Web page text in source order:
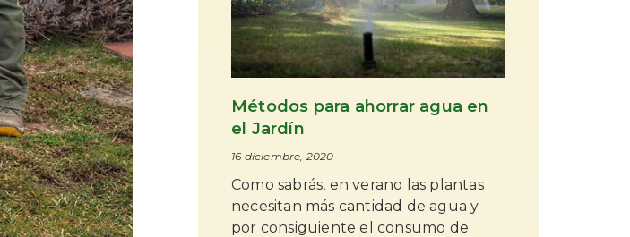
Métodos para ahorrar agua en
el Jardín
16 diciembre, 2020
Como sabrás, en verano las plantas
necesitan más cantidad de agua y
por consiguiente el consumo de